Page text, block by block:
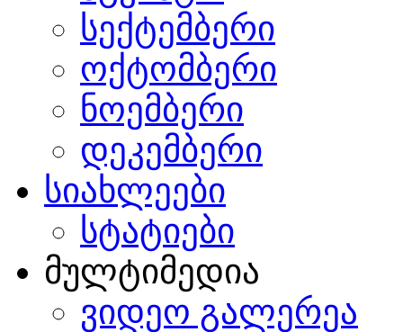
სექტემბერი
ოქტომბერი
ნოემბერი
დეკემბერი
სიახლეები
სტატიები
მულტიმედია
ვიდეო გალერეა